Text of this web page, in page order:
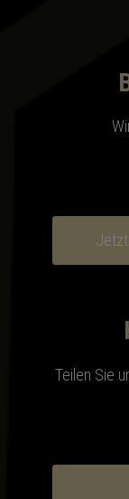
Teilen Sie